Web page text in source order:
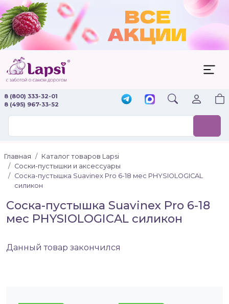
8 (800) 333-32-01
8 (495) 967-33-52
Главная
Каталог товаров Lapsi
Соски-пустышки и аксессуары
Соска-пустышка Suavinex Pro 6-18 мес PHYSIOLOGICAL
силикон
Соска-пустышка Suavinex Pro 6-18
мес PHYSIOLOGICAL силикон
Данный товар закончился